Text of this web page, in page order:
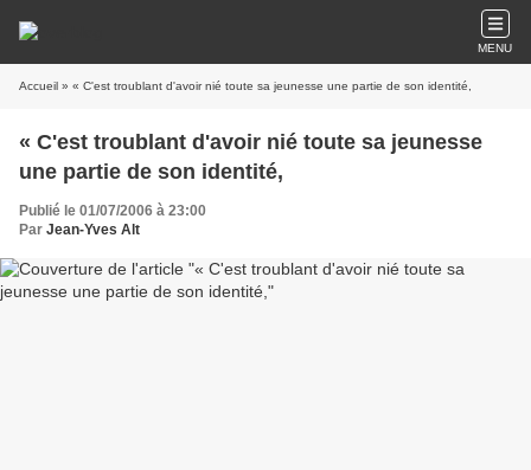
MENU
Accueil » « C'est troublant d'avoir nié toute sa jeunesse une partie de son identité,
« C'est troublant d'avoir nié toute sa jeunesse
une partie de son identité,
Publié le 01/07/2006 à 23:00
Par Jean-Yves Alt